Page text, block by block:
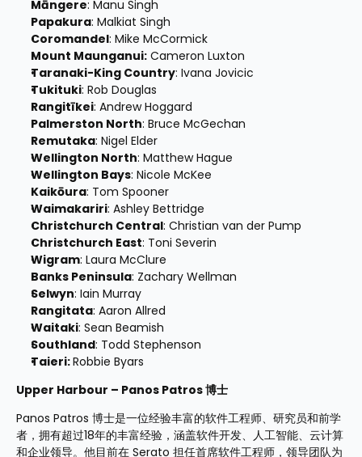
Māngere: Manu Singh
Papakura: Malkiat Singh
Coromandel: Mike McCormick
Mount Maunganui: Cameron Luxton
Taranaki-King Country: Ivana Jovicic
Tukituki: Rob Douglas
Rangitīkei: Andrew Hoggard
Palmerston North: Bruce McGechan
Remutaka: Nigel Elder
Wellington North: Matthew Hague
Wellington Bays: Nicole McKee
Kaikōura: Tom Spooner
Waimakariri: Ashley Bettridge
Christchurch Central: Christian van der Pump
Christchurch East: Toni Severin
Wigram: Laura McClure
Banks Peninsula: Zachary Wellman
Selwyn: Iain Murray
Rangitata: Aaron Allred
Waitaki: Sean Beamish
Southland: Todd Stephenson
Taieri: Robbie Byars
Upper Harbour – Panos Patros 博士
Panos Patros 博士是一位经验丰富的软件工程师、研究员和前学
者，拥有超过18年的丰富经验，涵盖软件开发、人工智能、云计算
和企业领导。他目前在 Serato 担任首席软件工程师，领导团队为